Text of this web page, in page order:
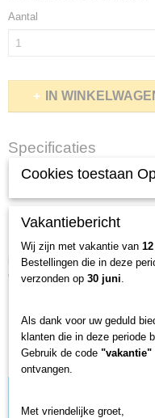
Aantal
IN
Specificaties
Productcode
0,01 Kg
SWIVEL WITH
Perfect voor karperonderlijnen
poedercoating in zwart mat
duurzaamheid.
Hengelsport winkel
plezier aan het
Cookies toestaan
Vakantiebericht
Wij zijn met vakantie van
Bestellingen die in deze
verzonden op 30 juni.
Als dank voor uw geduld
klanten die in deze periode
Gebruik de code "vakantie"
ontvangen.
Met vriendelijke groet,